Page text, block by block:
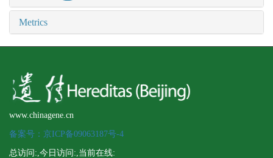
Metrics
www.chinagene.cn
备案号：京ICP备09063187号-4
总访问: ,今日访问: ,当前在线: